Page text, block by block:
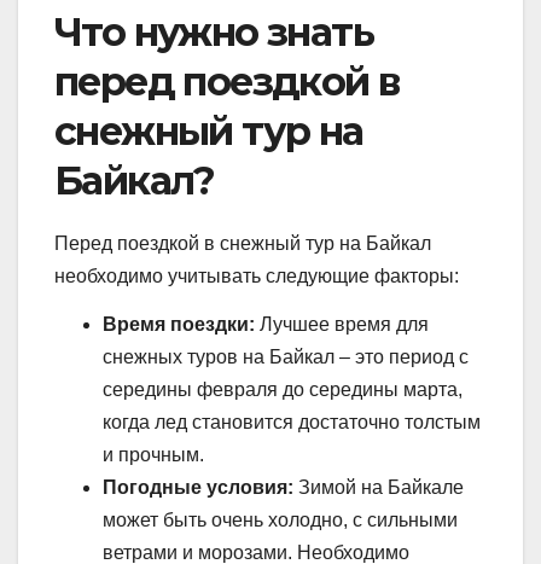
Что нужно знать
перед поездкой в
снежный тур на
Байкал?
Перед поездкой в снежный тур на Байкал
необходимо учитывать следующие факторы:
Время поездки: Лучшее время для
снежных туров на Байкал – это период с
середины февраля до середины марта,
когда лед становится достаточно толстым
и прочным.
Погодные условия: Зимой на Байкале
может быть очень холодно, с сильными
ветрами и морозами. Необходимо